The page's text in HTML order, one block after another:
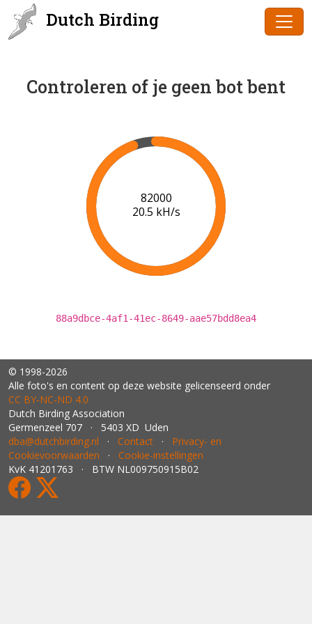
Dutch Birding
Controleren of je geen bot bent
84000
20.6 kH/s
88a9dbce-4af1-41ec-8649-aae57bdd8ea4
© 1998-2026
Alle foto's en content op deze website gelicenseerd onder
CC BY‑NC‑ND 4.0
Dutch Birding Association
Germenzeel 707 · 5403 XD Uden
dba@dutchbirding.nl · Contact · Privacy- en
Cookievoorwaarden · Cookie-instellingen
KvK 41201763 · BTW NL009750915B02